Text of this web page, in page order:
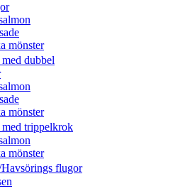
mönster
dubbel
mönster
trippelkrok
mönster
Havsörings flugor